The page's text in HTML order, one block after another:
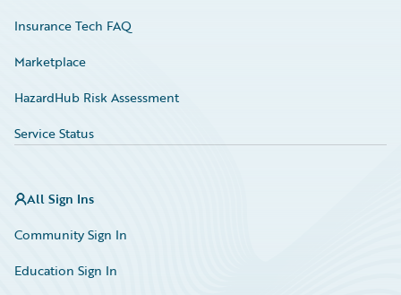
Insurance Tech FAQ
Marketplace
HazardHub Risk Assessment
Service Status
All Sign Ins
Community Sign In
Education Sign In